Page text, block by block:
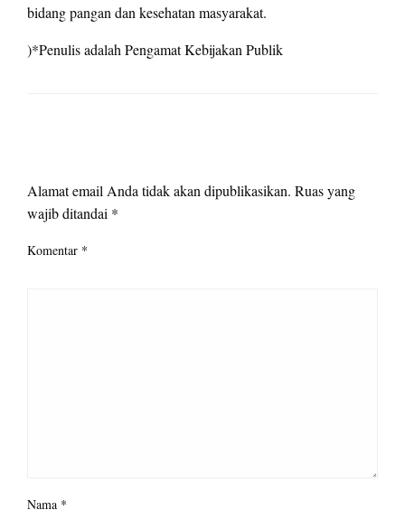
bidang pangan dan kesehatan masyarakat.
)*Penulis adalah Pengamat Kebijakan Publik
Alamat email Anda tidak akan dipublikasikan. Ruas yang
wajib ditandai *
Komentar *
Nama *